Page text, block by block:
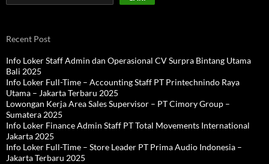
Recent Post
Info Loker Staff Admin dan Operasional CV Surpra Bintang Utama
Bali 2025
Info Loker Full-Time – Accounting Staff PT Printechnindo Raya
Utama – Jakarta Terbaru 2025
Lowongan Kerja Area Sales Supervisor – PT Cimory Group –
Sumatera 2025
Info Loker Finance Admin Staff PT Total Movements International
Jakarta 2025
Info Loker Full-Time – Store Leader PT Prima Audio Indonesia –
Jakarta Terbaru 2025